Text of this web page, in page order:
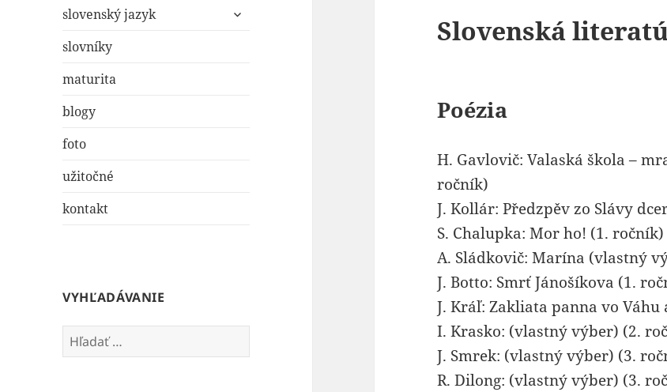
menu
slovenský jazyk
rozbaliť
slovníky
maturita
blogy
foto
užitočné
kontakt
VYHĽADÁVANIE
Hľadať:
Slovenská
Poézia
H. Gavlovič: Valaská škola –
ročník)
J. Kollár: Předzpěv zo Slávy
S. Chalupka: Mor ho! (1. ročník)
A. Sládkovič: Marína (vlastný
J. Botto: Smrť Jánošíkova (1.
J. Kráľ: Zakliata panna vo
I. Krasko: (vlastný výber) (2.
J. Smrek: (vlastný výber) (3.
R. Dilong: (vlastný výber) (3.